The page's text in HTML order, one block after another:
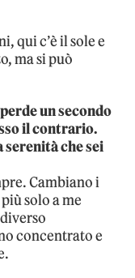
qui c’è il sole e
ma si può
un secondo
il contrario.
serenità che sei
Cambiano i
solo a me
concentrato e